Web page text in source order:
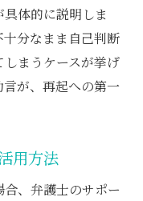
体的に説明しま
分なまま自己判断
まうケースが挙げ
が、再起への第一
用方法
、弁護士のサポー